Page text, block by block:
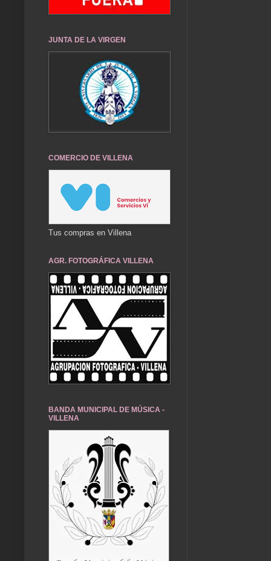
JUNTA DE LA VIRGEN
COMERCIO DE VILLENA
Tus compras en Villena
AGR. FOTOGRÁFICA VILLENA
BANDA MUNICIPAL DE MÚSICA -
VILLENA